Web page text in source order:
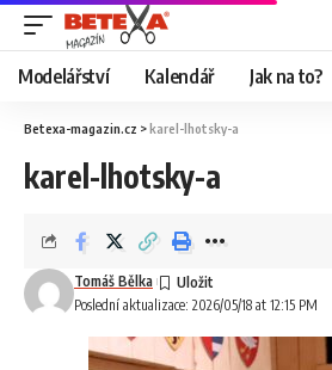
Modelářství Kalendář Jak na to?
Betexa-magazin.cz >karel-lhotsky-a
karel-lhotsky-a
Poslední aktualizace: 2026/05/18 at 12:15 PM
Tomáš Bělka